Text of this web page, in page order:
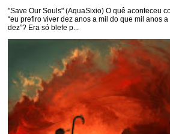
"Save Our Souls" (AquaSixio) O quê aconteceu
“eu prefiro viver dez anos a mil do que mil anos a
dez”? Era só blefe p...